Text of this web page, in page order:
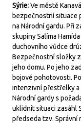
Sýrie:Ve městě
bezpečnostní situace
na Národní gardu. Při
skupiny Salíma
duchovního vůdce
Bezpečnostní složky
jeho domu. Po jeho
bojové pohotovosti.
intenzivní přestřelky
Národní gardy s
uklidnit situaci zasáhl
předseda tzv. Správní